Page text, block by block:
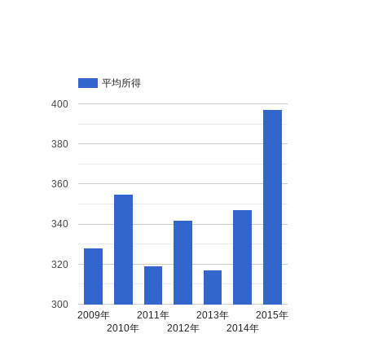
平均所得
2009年
2010年
2011年
2012年
2013年
2014年
2015年
300
320
340
360
380
400